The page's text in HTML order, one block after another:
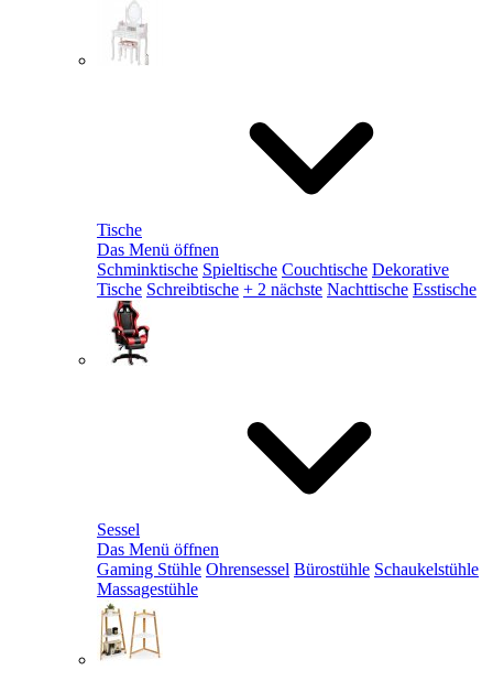
Tische
Das Menü öffnen
Schminktische Spieltische Couchtische Dekorative
Tische Schreibtische + 2 nächste Nachttische Esstische
Sessel
Das Menü öffnen
Gaming Stühle Ohrensessel Bürostühle Schaukelstühle
Massagestühle